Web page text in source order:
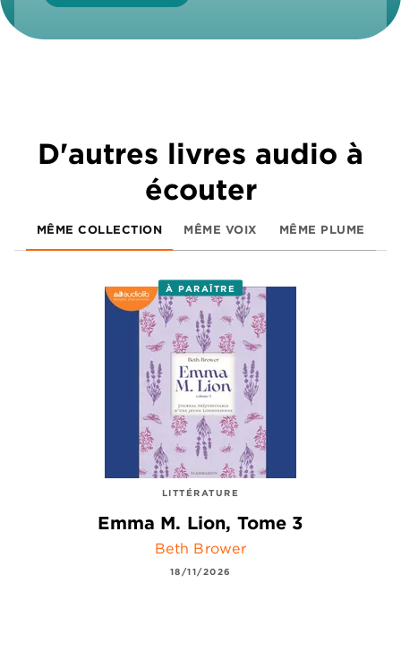
D'autres livres audio à
écouter
MÊME COLLECTION MÊME VOIX MÊME PLUME
À PARAÎTRE
LITTÉRATURE
Emma M. Lion, Tome 3
Beth Brower
18/11/2026